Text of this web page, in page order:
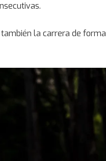
la carrera de forma